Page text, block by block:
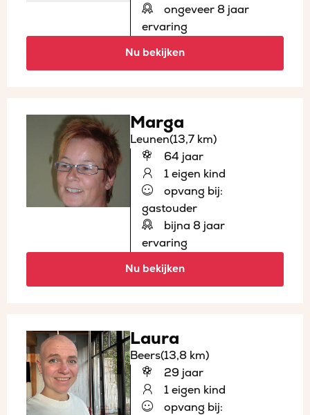
ongeveer 8 jaar
ervaring
Nu bekijken
Marga
Leunen(13,7 km)
64 jaar
1 eigen kind
opvang bij:
gastouder
bijna 8 jaar
ervaring
Nu bekijken
Laura
Beers(13,8 km)
29 jaar
1 eigen kind
opvang bij: